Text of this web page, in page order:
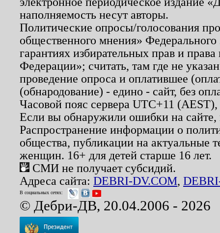
наполняемость несут авторы.
Политические опросы/голосования
общественного мнения»
гарантиях избирательных прав и
Федерации»; считать, там где не
проведение опроса и оплатившее
(обнародование) - едино - сайт, без
Часовой пояс сервера UTC+11
Если вы обнаружили ошибки на
Распространение информации о
общества, публикации на актуальные
женщин. 16+ для детей старше 16 лет.
СМИ не получает субсидий.
Адреса сайта: DEBRI-DV.COM,
В социальных сетях:
© Дебри-ДВ, 20.04.2006 - 2026